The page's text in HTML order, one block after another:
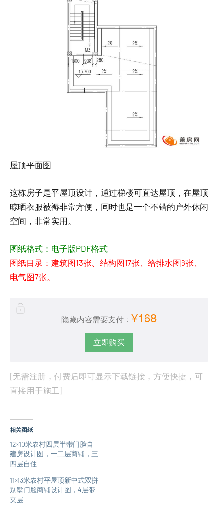
屋顶平面图
这栋房子是平屋顶设计，通过梯楼可直达屋顶，在屋顶
晾晒衣服被褥非常方便，同时也是一个不错的户外休闲
空间，非常实用。
图纸格式：电子版PDF格式
图纸目录：建筑图13张、结构图17张、给排水图6张、
电气图7张。
隐藏内容需要支付： ¥168
立即购买
[无需注册，付费后即可显示下载链接，方便快捷，可
直接用于施工]
相关图纸
12×10米农村四层半带门脸自
建房设计图，一二层商铺，三
四层自住
11×13米农村平屋顶新中式双拼
别墅门脸商铺设计图，4层带
夹层